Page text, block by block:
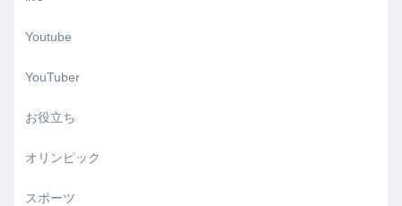
Youtube
YouTuber
お役立ち
オリンピック
スポーツ